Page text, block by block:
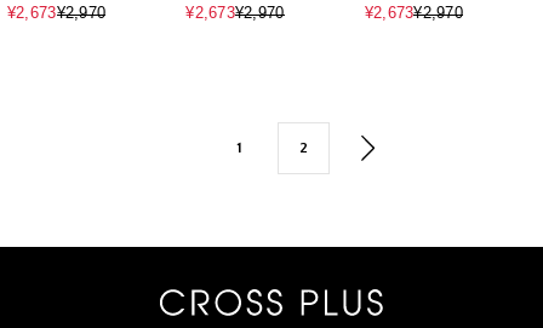
ツ】SNOOPY/スヌー
¥2,673¥2,970
ツ】SNOOPY/スヌー
¥2,673¥2,970
ツ】SNOOPY/スヌー
¥2,673¥2,970
1 2